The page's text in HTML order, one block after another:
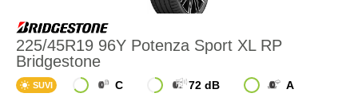
225/45R19 96Y Potenza Sport XL RP
Bridgestone
SUVI C 72 dB
A